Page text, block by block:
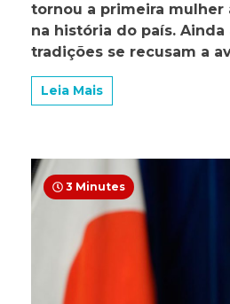
meio
à
proibição
mulheres
no
tornou a primeira mulher
na história do país. Ainda
tradições se recusam a
Leia Mais
3 Minutes